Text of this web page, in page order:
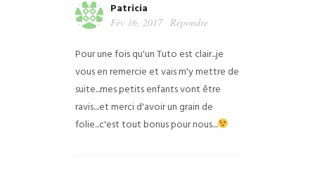
Patricia
Fév 16, 2017 Répondre
Pour une fois qu'un Tuto est clair...je
vous en remercie et vais m'y mettre de
suite...mes petits enfants vont être
ravis....et merci d'avoir un grain de
folie...c'est tout bonus pour nous....